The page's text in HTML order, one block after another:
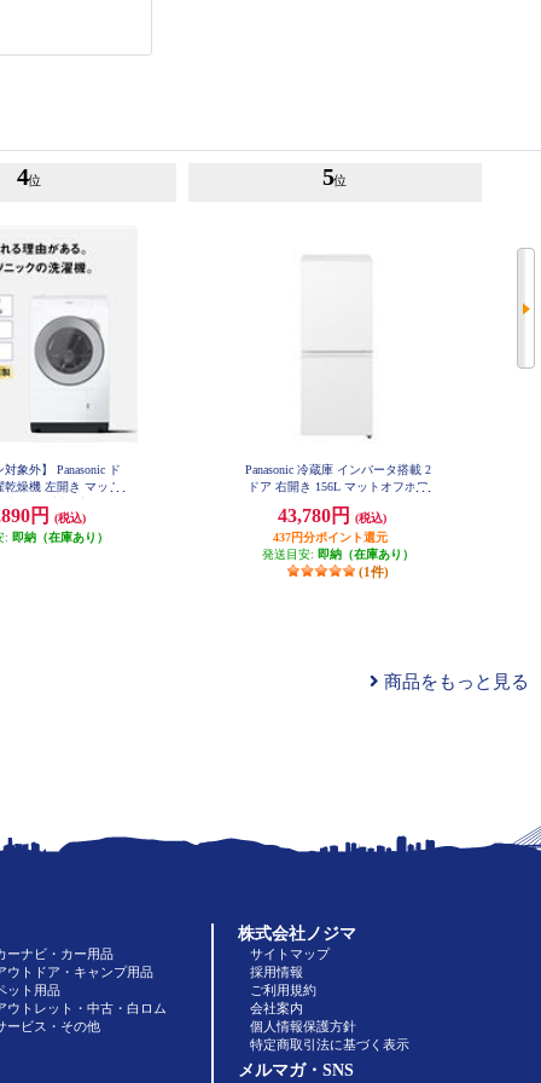
4位
対象外】 Panasonic ド
乾燥機 左開き マット
LX113EL-W
円
(税込)
: 即納（在庫あり）
5位
Panasonic 冷蔵庫 インバータ搭載 2
ドア 右開き 156L マットオフホワ
43,780円
(税込)
437円分ポイント還元
発送目安: 即納（在庫あり）
(1件)
商品をもっと見る
ーナビ・カー用品
ウトドア・キャンプ用品
ット用品
ウトレット・中古・白ロム
ービス・その他
株式会社ノジマ
サイトマップ
採用情報
ご利用規約
会社案内
個人情報保護方針
特定商取引法に基づく表示
メルマガ・SNS